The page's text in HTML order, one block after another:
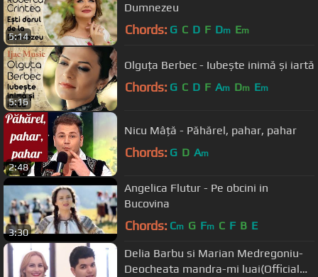
5:14
Dumnezeu
Chords: G C D F Dm Em
5:16
Olguța Berbec - Iubește inimă și iartă
Chords: G C D F Am Dm Em
2:48
Nicu Mâță - Păhărel, pahar, pahar
Chords: G D Am
3:30
Angelica Flutur - Pe obcini in
Bucovina
Chords: Cm G Fm C F B E
Delia Barbu si Marian Medregoniu-
Deocheata mandra-mi luai(Official